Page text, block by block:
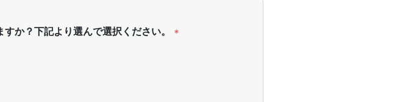
か？下記より選んで選択ください。
*